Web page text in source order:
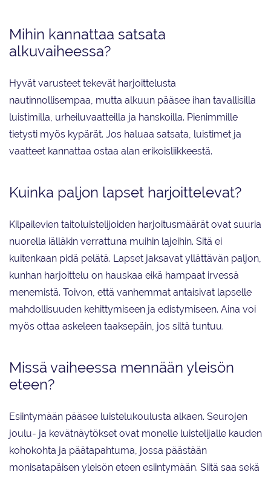
Mihin kannattaa satsata
alkuvaiheessa?
Hyvät varusteet tekevät harjoittelusta
nautinnollisempaa, mutta alkuun pääsee ihan tavallisilla
luistimilla, urheiluvaatteilla ja hanskoilla. Pienimmille
tietysti myös kypärät. Jos haluaa satsata, luistimet ja
vaatteet kannattaa ostaa alan erikoisliikkeestä.
Kuinka paljon lapset harjoittelevat?
Kilpailevien taitoluistelijoiden harjoitusmäärät ovat suuria
nuorella iälläkin verrattuna muihin lajeihin. Sitä ei
kuitenkaan pidä pelätä. Lapset jaksavat yllättävän paljon,
kunhan harjoittelu on hauskaa eikä hampaat irvessä
menemistä. Toivon, että vanhemmat antaisivat lapselle
mahdollisuuden kehittymiseen ja edistymiseen. Aina voi
myös ottaa askeleen taaksepäin, jos siltä tuntuu.
Missä vaiheessa mennään yleisön
eteen?
Esiintymään pääsee luistelukoulusta alkaen. Seurojen
joulu- ja kevätnäytökset ovat monelle luistelijalle kauden
kohokohta ja päätapahtuma, jossa päästään
monisatapäisen yleisön eteen esiintymään. Siitä saa sekä